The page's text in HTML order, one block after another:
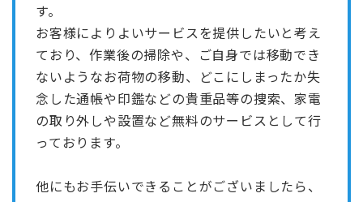
す。
お客様によりよいサービスを提供したいと考え
ており、作業後の掃除や、ご自身では移動でき
ないようなお荷物の移動、どこにしまったか失
念した通帳や印鑑などの貴重品等の捜索、家電
の取り外しや設置など無料のサービスとして行
っております。
他にもお手伝いできることがございましたら、